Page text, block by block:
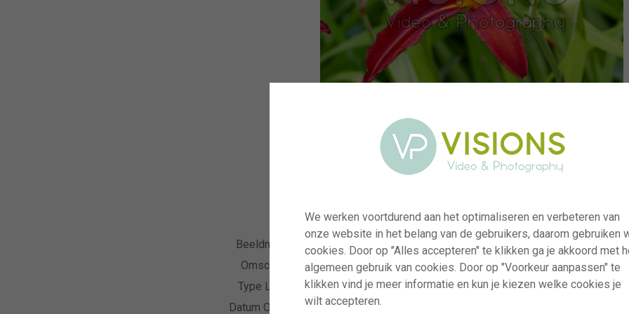
Beeldnummer
visi207292
Omschrijving
Hemerocallis
Type Licentie
RM
Datum Opname
10.07.2022
We werken voortdurend aan het optimaliseren en verbeteren van
onze website in het belang van de gebruikers, daarom gebruiken
cookies. Door op "Alles accepteren" te klikken ga je akkoord met
algemeen gebruik van cookies. Door op "Voorkeur aanpassen" te
klikken vind je meer informatie en kun je kiezen welke cookies je
wilt accepteren.